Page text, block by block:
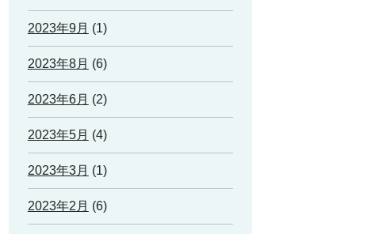
2023年9月 (1)
2023年8月 (6)
2023年6月 (2)
2023年5月 (4)
2023年3月 (1)
2023年2月 (6)